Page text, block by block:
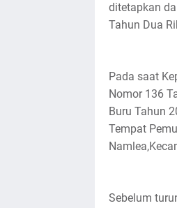
ditetapkan
Tahun Dua
Pada saat
Nomor 136
Buru Tahun
Tempat
Sebelum